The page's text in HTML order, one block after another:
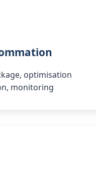
optimisation
monitoring